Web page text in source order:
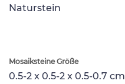
Naturstein
Mosaiksteine Größe
0.5-2 x 0.5-2 x 0.5-0.7 cm